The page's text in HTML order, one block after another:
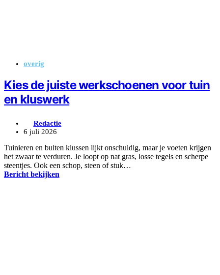
overig
Kies de juiste werkschoenen voor tuin
en kluswerk
Redactie
6 juli 2026
Tuinieren en buiten klussen lijkt onschuldig, maar je voeten krijgen
het zwaar te verduren. Je loopt op nat gras, losse tegels en scherpe
steentjes. Ook een schop, steen of stuk…
Bericht bekijken